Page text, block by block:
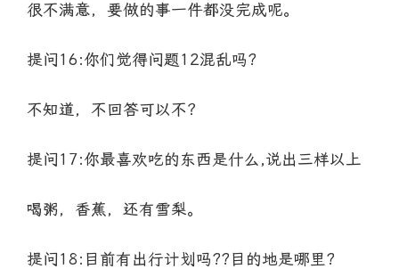
很不满意，要做的事一件都没完成呢。
提问16:你们觉得问题12混乱吗?
不知道，不回答可以不？
提问17:你最喜欢吃的东西是什么,说出三样以上
喝粥，香蕉，还有雪梨。
提问18:目前有出行计划吗??目的地是哪里?